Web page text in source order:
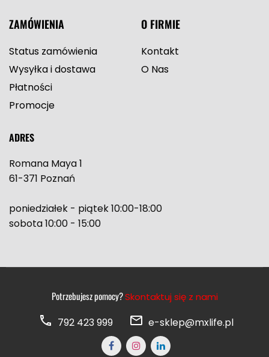
ZAMÓWIENIA
Status zamówienia
Wysyłka i dostawa
Płatności
Promocje
O FIRMIE
Kontakt
O Nas
ADRES
Romana Maya 1
61-371 Poznań
poniedziałek - piątek 10:00-18:00
sobota 10:00 - 15:00
Potrzebujesz pomocy?Skontaktuj się z nami
792 423 999 e-sklep@mxlife.pl